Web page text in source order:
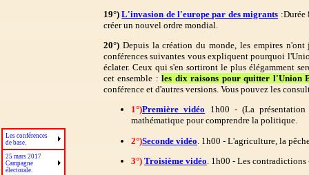
Les conférences
de base.
25 mars 2017
Campagne
électorale.
19°) L'invasion de l'europe par des migrants :Durée
créer un nouvel ordre mondial.
20°) Depuis la création du monde, les empires
conférences suivantes vous expliquent pourquoi
éclater. Ceux qui s'en sortiront le plus élégamment
cet ensemble :les dix raisons pour quitter l'Union
conférence et d'autres versions. Vous pouvez les
1°)Première vidéo 1h00 - (La présentation
mathématique pour comprendre la politique.
2°)Seconde vidéo . 1h00 - L'agriculture, la
3°) Troisième vidéo. 1h00 - Les